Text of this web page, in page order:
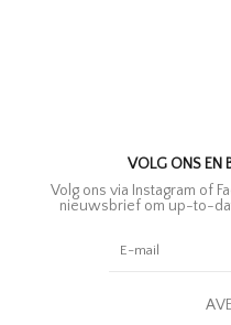
VOLG ONS EN
Volg ons via Instagram of
nieuwsbrief om up-to-